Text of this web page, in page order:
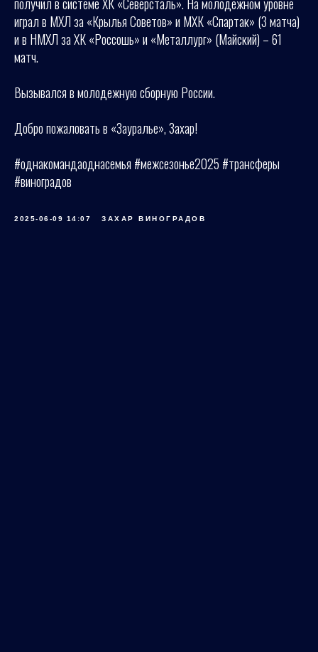
играл в МХЛ за «Крылья Советов» и МХК «Спартак» (3 матча)
и в НМХЛ за ХК «Россошь» и «Металлург» (Майский) – 61
матч.
Вызывался в молодежную сборную России.
Добро пожаловать в «Зауралье», Захар!
#однакомандаоднасемья #межсезонье2025 #трансферы
#виноградов
2025-06-09 14:07 ЗАХАР ВИНОГРАДОВ